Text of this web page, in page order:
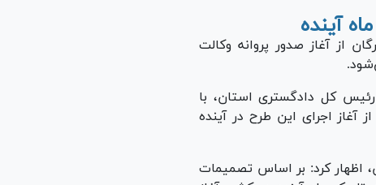
آینده
از آغاز صدور پروانه وکالت
کل دادگستری استان، با
آغاز اجرای این طرح در آینده
اظهار کرد: بر اساس تصمیمات